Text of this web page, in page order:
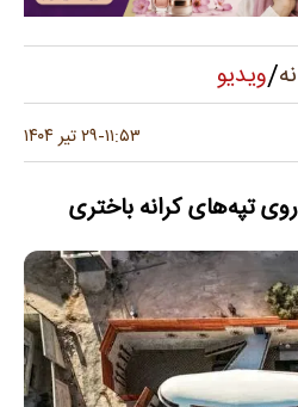
/ویدیو
۱۱:۵۳-۲۹ تیر ۱۴۰۴
تپه‌های کرانه باختری